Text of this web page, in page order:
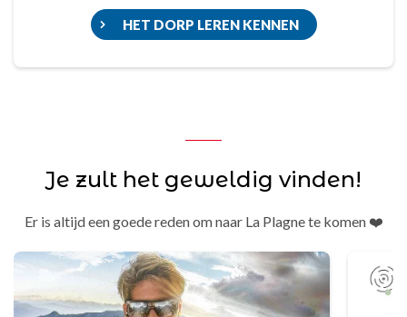
HET DORP LEREN KENNEN
Je zult het geweldig vinden!
Er is altijd een goede reden om naar La Plagne te komen ❤️